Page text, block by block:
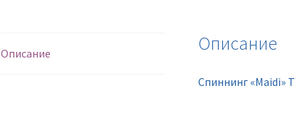
(2,1
20)
Описание Описание
Спиннинг «Maidi»